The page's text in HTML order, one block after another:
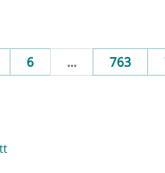
6 ... 763